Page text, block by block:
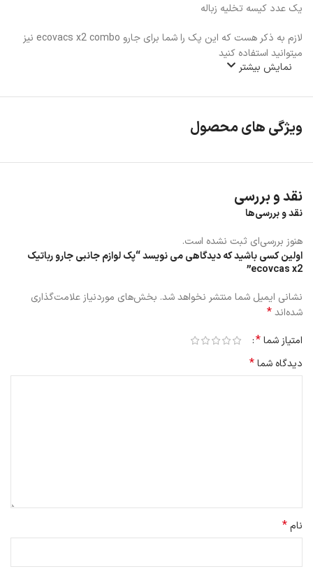
یک عدد کیسه تخلیه زباله
لازم به ذکر هست که این پک را شما برای جارو ecovacs x2 combo نیز
میتوانید استفاده کنید
نمایش بیشتر
ویژگی های محصول
نقد و بررسی
نقد و بررسی‌ها
هنوز بررسی‌ای ثبت نشده است.
اولین کسی باشید که دیدگاهی می نویسد “پک لوازم جانبی جارو رباتیک
ecovcas x2”
نشانی ایمیل شما منتشر نخواهد شد. بخش‌های موردنیاز علامت‌گذاری
شده‌اند*
امتیاز شما*
دیدگاه شما*
نام*